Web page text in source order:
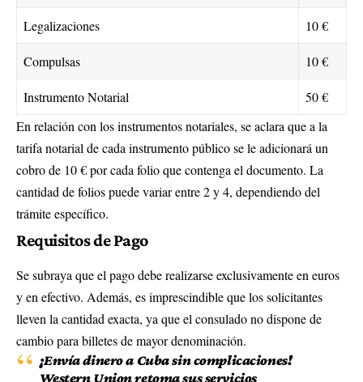
Legalizaciones 10 €
Compulsas 10 €
Instrumento Notarial
50 €
En relación con los instrumentos notariales, se aclara que a la
tarifa notarial de cada instrumento público se le adicionará un
cobro de 10 € por cada folio que contenga el documento. La
cantidad de folios puede variar entre 2 y 4, dependiendo del
trámite específico.
Requisitos de Pago
Se subraya que el pago debe realizarse exclusivamente en euros
y en efectivo. Además, es imprescindible que los solicitantes
lleven la cantidad exacta, ya que el consulado no dispone de
cambio para billetes de mayor denominación.
¡Envía dinero a Cuba sin complicaciones!
Western Union retoma sus servicios